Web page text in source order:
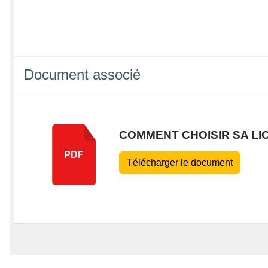
Document associé
PDF
COMMENT CHOISIR SA
Télécharger le document